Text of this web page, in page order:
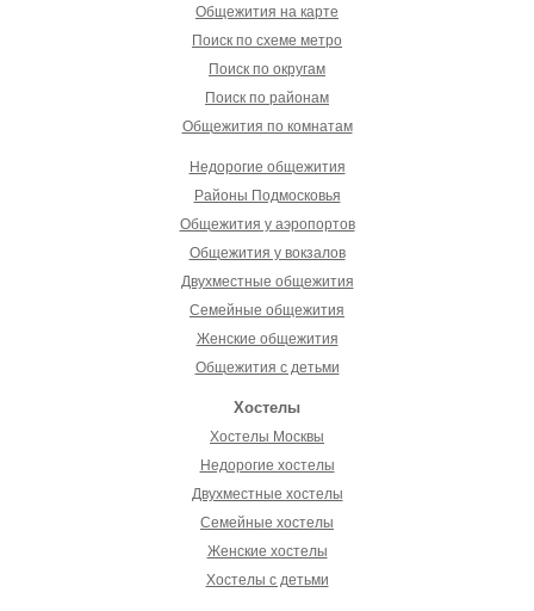
Общежития на карте
Поиск по схеме метро
Поиск по округам
Поиск по районам
Общежития по комнатам
Недорогие общежития
Районы Подмосковья
Общежития у аэропортов
Общежития у вокзалов
Двухместные общежития
Семейные общежития
Женские общежития
Общежития с детьми
Хостелы
Хостелы Москвы
Недорогие хостелы
Двухместные хостелы
Семейные хостелы
Женские хостелы
Хостелы с детьми